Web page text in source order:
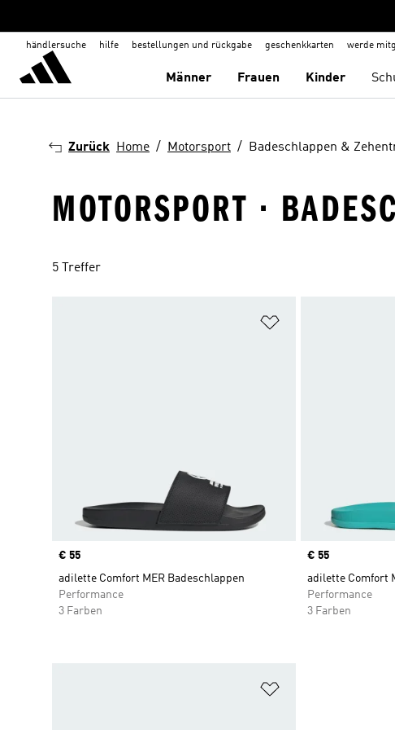
händlersuche hilfe bestellungen und rückgabe geschenkkarten werde
Männer Frauen Kinder
Zurück Home Motorsport Badeschlappen &
MOTORSPORT ·
5 Treffer
Price
€ 55
adilette Comfort MER Badeschlappen
Performance
3 Farben
Price
€ 55
adilette Comfort
Performance
3 Farben